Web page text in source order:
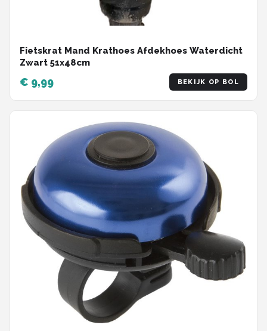
Fietskrat Mand Krathoes Afdekhoes Waterdicht
Zwart 51x48cm
€ 9,99 BEKIJK OP BOL